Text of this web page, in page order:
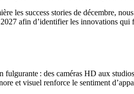
les success stories de décembre,
afin d’identifier les innovations qui
: des caméras HD aux
et visuel renforce le sentiment